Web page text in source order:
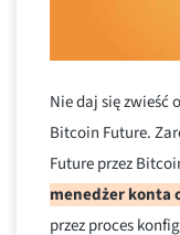
Nie daj się zwieść
Bitcoin Future.
Future przez
menedżer konta
przez proces